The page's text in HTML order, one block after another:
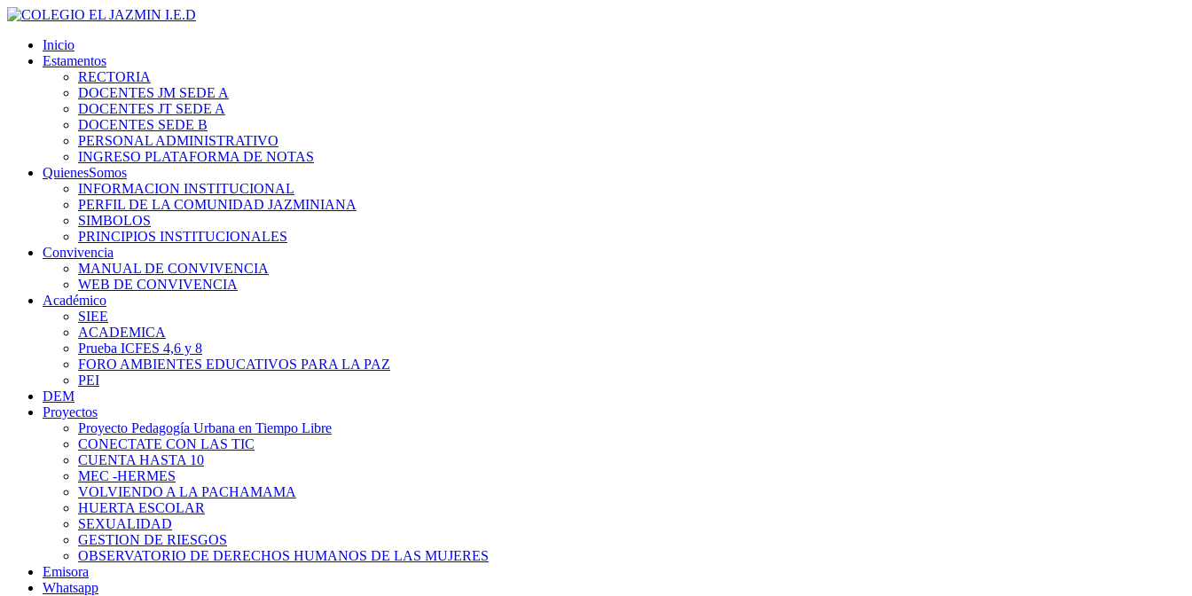
Inicio
Estamentos
RECTORIA
DOCENTES JM SEDE A
DOCENTES JT SEDE A
DOCENTES SEDE B
PERSONAL ADMINISTRATIVO
INGRESO PLATAFORMA DE NOTAS
QuienesSomos
INFORMACION INSTITUCIONAL
PERFIL DE LA COMUNIDAD JAZMINIANA
SIMBOLOS
PRINCIPIOS INSTITUCIONALES
Convivencia
MANUAL DE CONVIVENCIA
WEB DE CONVIVENCIA
Académico
SIEE
ACADEMICA
Prueba ICFES 4,6 y 8
FORO AMBIENTES EDUCATIVOS PARA LA PAZ
PEI
DEM
Proyectos
Proyecto Pedagogía Urbana en Tiempo Libre
CONECTATE CON LAS TIC
CUENTA HASTA 10
MEC -HERMES
VOLVIENDO A LA PACHAMAMA
HUERTA ESCOLAR
SEXUALIDAD
GESTION DE RIESGOS
OBSERVATORIO DE DERECHOS HUMANOS DE LAS MUJERES
Emisora
Whatsapp